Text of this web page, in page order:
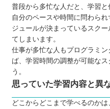
普段から多忙な人だと、学習と
自分のペースや時間に問わら
ジュールが決まっているスク
てしまいます。
仕事が多忙な人もプログラミ
ば、学習時間の調整が可能な
う。
思っていた学習内容と異
どこからどこまで学べるのか